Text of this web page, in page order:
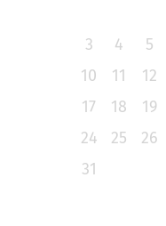
3
4 5
10
11 12
17
18 19
24
25 26
31